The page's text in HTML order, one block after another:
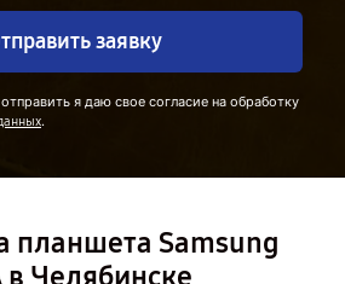
заявку
я даю свое согласие на обработку
.
планшета Samsung
в Челябинске